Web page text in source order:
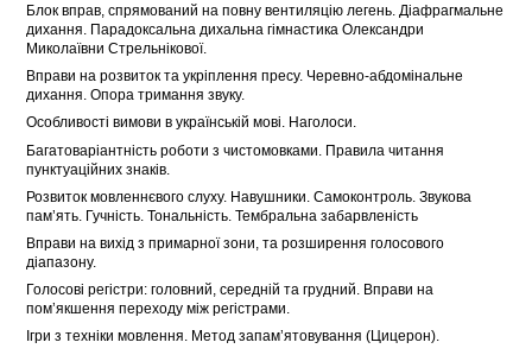
Блок вправ, спрямований на повну вентиляцію легень. Діафрагмальне
дихання. Парадоксальна дихальна гімнастика Олександри
Миколаївни Стрельнікової.
Вправи на розвиток та укріплення пресу. Черевно-абдомінальне
дихання. Опора тримання звуку.
Особливості вимови в українській мові. Наголоси.
Багатоваріантність роботи з чистомовками. Правила читання
пунктуаційних знаків.
Розвиток мовленнєвого слуху. Навушники. Самоконтроль. Звукова
пам’ять. Гучність. Тональність. Тембральна забарвленість
Вправи на вихід з примарної зони, та розширення голосового
діапазону.
Голосові регістри: головний, середній та грудний. Вправи на
пом’якшення переходу між регістрами.
Ігри з техніки мовлення. Метод запам’ятовування (Цицерон).